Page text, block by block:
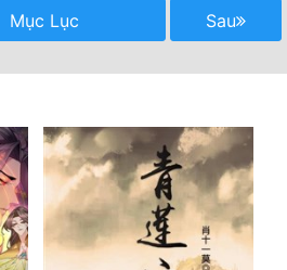
Mục Lục Sau